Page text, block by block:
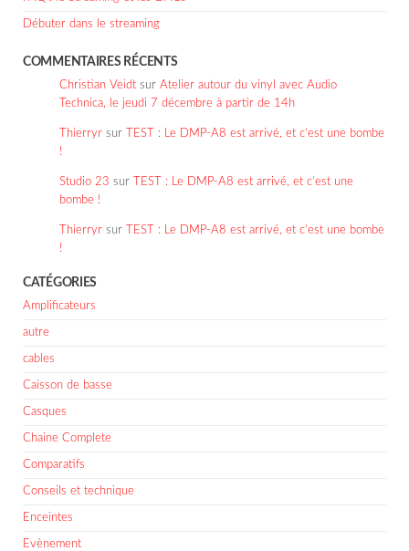
Débuter dans le streaming
COMMENTAIRES RÉCENTS
Christian Veidt sur Atelier autour du vinyl avec Audio
Technica, le jeudi 7 décembre à partir de 14h
Thierryr sur
TEST : Le DMP-A8 est arrivé, et c’est une bombe
!
Studio 23 sur
TEST : Le DMP-A8 est arrivé, et c’est une
bombe !
Thierryr sur
TEST : Le DMP-A8 est arrivé, et c’est une bombe
!
CATÉGORIES
Amplificateurs
autre
cables
Caisson de basse
Casques
Chaine Complete
Comparatifs
Conseils et technique
Enceintes
Evènement